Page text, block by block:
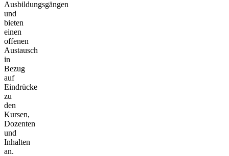
Ausbildungsgängen
und
bieten
einen
offenen
Austausch
in
Bezug
auf
Eindrücke
zu
den
Kursen,
Dozenten
und
Inhalten
an.